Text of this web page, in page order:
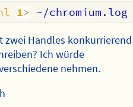
1> ~/
zwei Handles konkurrierend
Ich würde
nehmen.